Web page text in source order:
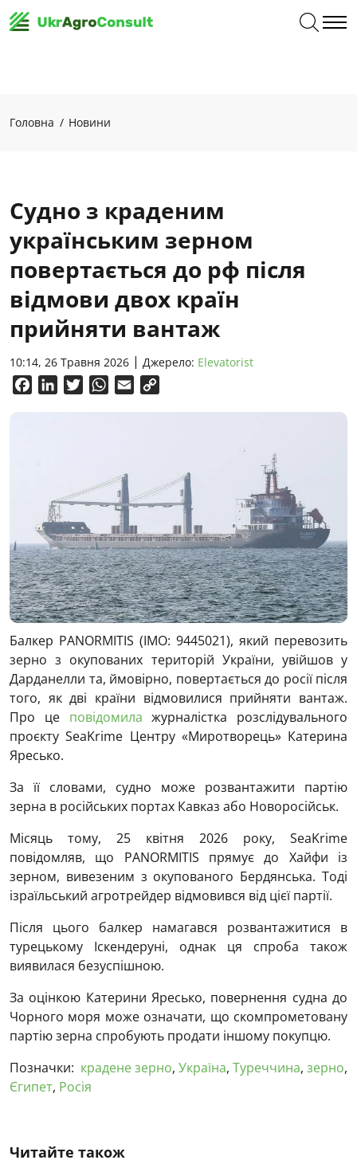
Головна Новини
Судно з краденим
українським зерном
повертається до рф після
відмови двох країн
прийняти вантаж
10:14, 26 Травня 2026 Джерело: Elevatorist
FacebookLinkedInTwitterWhatsApp
Email
Балкер PANORMITIS (IMO: 9445021), який перевозить
зерно з окупованих територій України, увійшов у
Дарданелли та, ймовірно, повертається до росії після
того, як дві країни відмовилися прийняти вантаж.
Про це повідомила журналістка розслідувального
проєкту SeaKrime Центру «Миротворець» Катерина
Яресько.
За її словами, судно може розвантажити партію
зерна в російських портах Кавказ або Новоросійськ.
Місяць тому, 25 квітня 2026 року, SeaKrime
повідомляв, що PANORMITIS прямує до Хайфи із
зерном, вивезеним з окупованого Бердянська. Тоді
ізраїльський агротрейдер відмовився від цієї партії.
Після цього балкер намагався розвантажитися в
турецькому Іскендеруні, однак ця спроба також
виявилася безуспішною.
За оцінкою Катерини Яресько, повернення судна до
Чорного моря може означати, що скомпрометовану
партію зерна спробують продати іншому покупцю.
Позначки: крадене зерно, Україна, Туреччина, зерно,
Єгипет, Росія
Читайте також